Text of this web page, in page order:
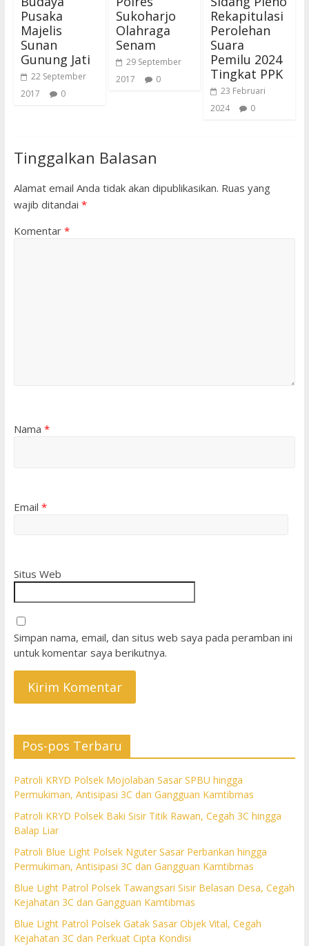
Pusaka
Majelis
Sunan
Gunung Jati
22 September
2017
0
Sukoharjo
Olahraga
Senam
29 September
2017
0
Rekapitulasi
Perolehan
Suara
Pemilu 2024
Tingkat PPK
23 Februari
2024
0
Tinggalkan Balasan
Alamat email Anda tidak akan dipublikasikan. Ruas yang
wajib ditandai *
Komentar *
Nama *
Email *
Situs Web
Simpan nama, email, dan situs web saya pada peramban ini
untuk komentar saya berikutnya.
Pos-pos Terbaru
Patroli KRYD Polsek Mojolaban Sasar SPBU hingga
Permukiman, Antisipasi 3C dan Gangguan Kamtibmas
Patroli KRYD Polsek Baki Sisir Titik Rawan, Cegah 3C hingga
Balap Liar
Patroli Blue Light Polsek Nguter Sasar Perbankan hingga
Permukiman, Antisipasi 3C dan Gangguan Kamtibmas
Blue Light Patrol Polsek Tawangsari Sisir Belasan Desa, Cegah
Kejahatan 3C dan Gangguan Kamtibmas
Blue Light Patrol Polsek Gatak Sasar Objek Vital, Cegah
Kejahatan 3C dan Perkuat Cipta Kondisi